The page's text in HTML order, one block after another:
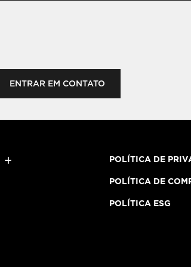
ENTRAR EM CONTATO
POLÍTICA DE
POLÍTICA DE
POLÍTICA ESG